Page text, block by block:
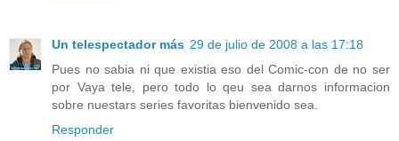
Un telespectador más 29 de julio de 2008 a las 17:18
Pues no sabia ni que existia eso del Comic-con de no ser
por Vaya tele, pero todo lo qeu sea darnos informacion
sobre nuestars series favoritas bienvenido sea.
Responder